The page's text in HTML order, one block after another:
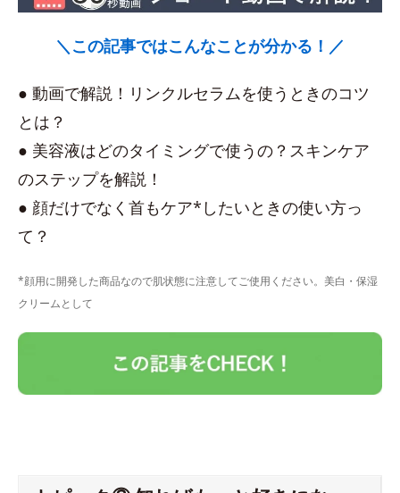
＼この記事ではこんなことが分かる！／
● 動画で解説！リンクルセラムを使うときのコツ
とは？
● 美容液はどのタイミングで使うの？スキンケア
のステップを解説！
● 顔だけでなく首もケア*したいときの使い方っ
て？
*顔用に開発した商品なので肌状態に注意してご使用ください。美白・保湿
クリームとして